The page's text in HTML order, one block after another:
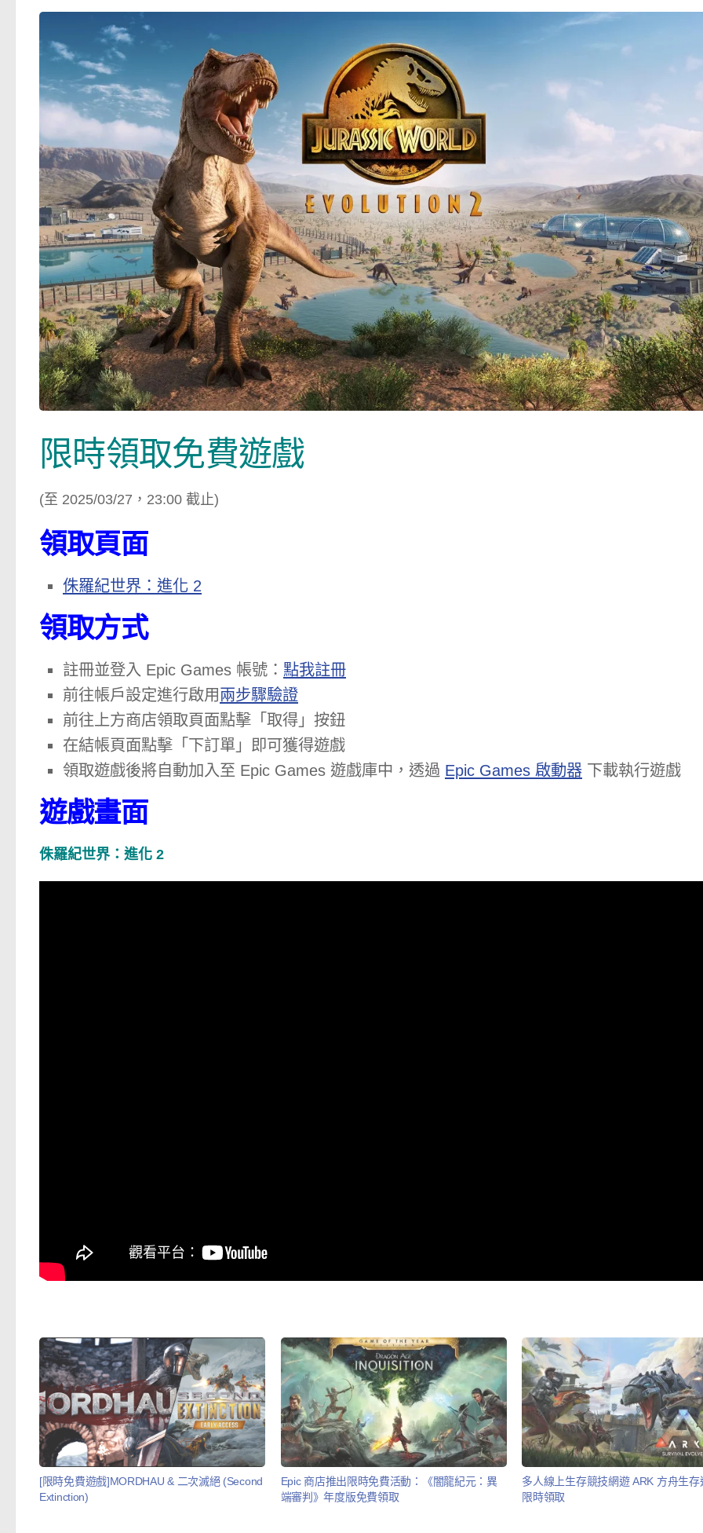
限時領取免費遊戲
(至 2025/03/27，23:00 截止)
領取頁面
侏羅紀世界：進化 2
領取方式
註冊並登入 Epic Games 帳號： 點我註冊
前往帳戶設定進行啟用 兩步驟驗證
前往上方商店領取頁面點擊「取得」按鈕
在結帳頁面點擊「下訂單」即可獲得遊戲
領取遊戲後將自動加入至 Epic Games 遊戲庫中，透過 Epic Games 啟動器 下載執行遊戲
遊戲畫面
侏羅紀世界：進化 2
[限時免費遊戲]MORDHAU & 二次滅絕 (Second
Extinction)
Epic 商店推出限時免費活動：《闇龍紀元：異
端審判》年度版免費領取
多人線上生存競技網遊 ARK 方舟生存
限時領取